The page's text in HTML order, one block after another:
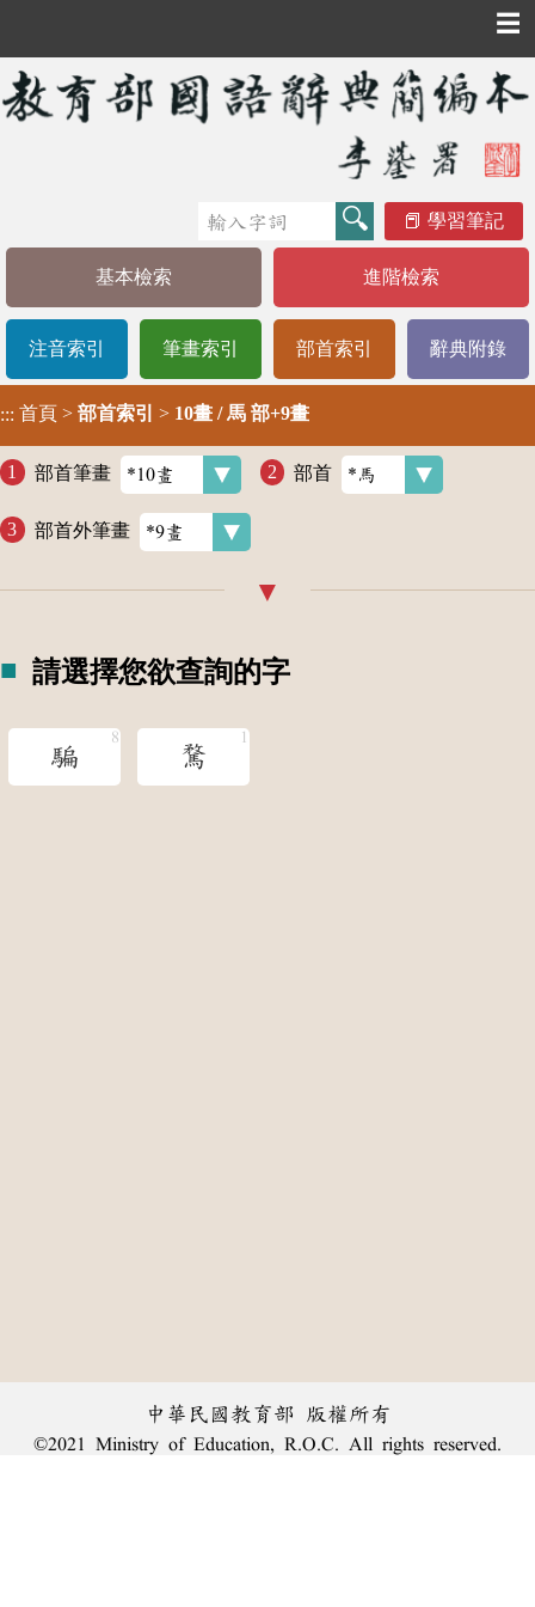
☰
學習筆記
基本檢索 進階檢索
注音索引 筆畫索引 部首索引 辭典附錄
::: 首頁 > 部首索引 > 10畫 / 馬 部+9畫
部首筆畫 部首
部首外筆畫
請選擇您欲查詢的字
騙 騖
中華民國教育部 版權所有
©2021 Ministry of Education, R.O.C. All rights reserved.